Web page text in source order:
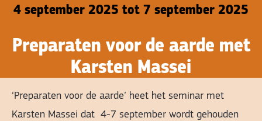
4 september 2025 tot 7 september 2025
Preparaten voor de aarde met
Karsten Massei
‘Preparaten voor de aarde’ heet het seminar met
Karsten Massei dat 4-7 september wordt gehouden